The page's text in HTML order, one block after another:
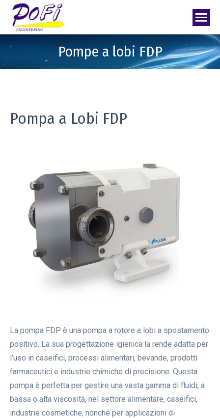
Pompe a lobi FDP
Pompa a Lobi FDP
La pompa FDP è una pompa a rotore a lobi a spostamento
positivo. La sua progettazione igienica la rende adatta per
l’uso in caseifici, processi alimentari, bevande, prodotti
farmaceutici e industrie chimiche di precisione. Questa
pompa è perfetta per gestire una vasta gamma di fluidi, a
bassa o alta viscosità, nel settore alimentare, caseifici,
industrie cosmetiche, nonché per applicazioni di